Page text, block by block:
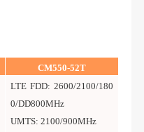
CM550-52T
LTE FDD: 2600/2100/180
0/DD800MHz
UMTS: 2100/900MHz